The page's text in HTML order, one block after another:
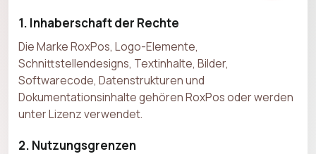
1. Inhaberschaft der Rechte
Die Marke RoxPos, Logo-Elemente,
Schnittstellendesigns, Textinhalte, Bilder,
Softwarecode, Datenstrukturen und
Dokumentationsinhalte gehören RoxPos oder werden
unter Lizenz verwendet.
2. Nutzungsgrenzen